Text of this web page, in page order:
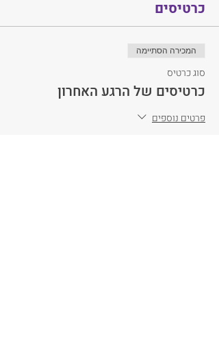
כרטיסים
המכירה הסתיימה
סוג כרטיס
כרטיסים של הרגע האחרון
פרטים נוספים